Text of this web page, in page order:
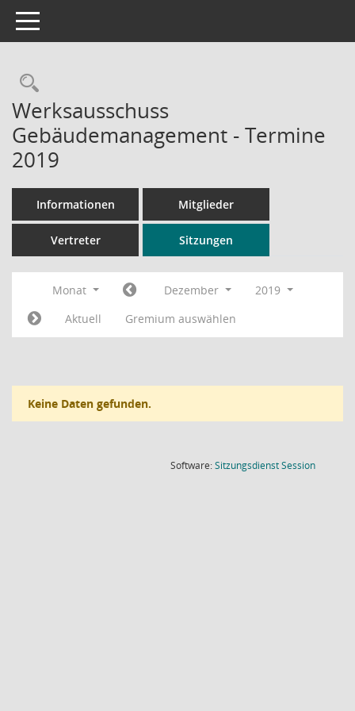
Toggle navigation
Rechercheauswahl
Werksausschuss
Gebäudemanagement - Termine
2019
Informationen Mitglieder
Vertreter Sitzungen
Monat Dezember
2019
Aktuell
Gremium auswählen
Keine Daten gefunden.
Software:SitzungsdienstSession(Wird in